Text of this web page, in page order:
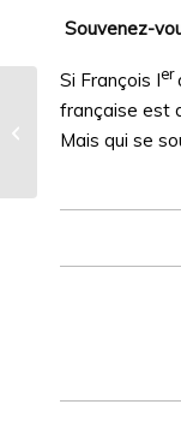
Souvenez-
Si François Ier
française est
Mais qui se
L’or disparu des